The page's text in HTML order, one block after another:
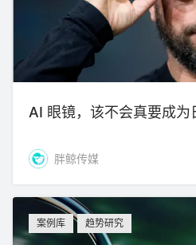
AI 眼镜，该不会真要成为
胖鲸传媒
案例库 趋势研究